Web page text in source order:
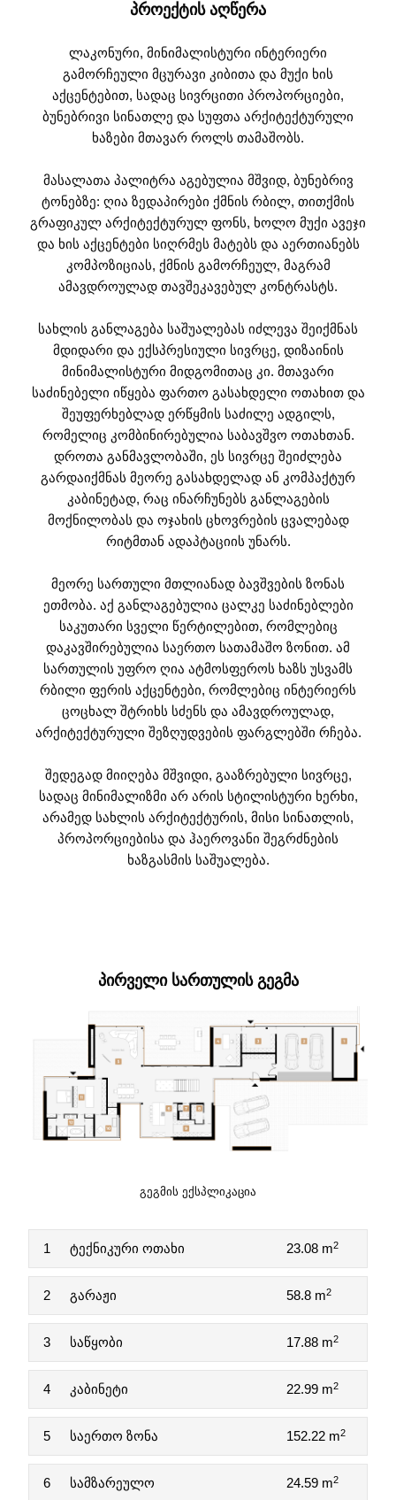
ᲞᲠᲝᲔᲥᲢᲘᲡ ᲐᲦᲬᲔᲠᲐ
ლაკონური, მინიმალისტური ინტერიერი
გამორჩეული მცურავი კიბითა და მუქი ხის
აქცენტებით, სადაც სივრცითი პროპორციები,
ბუნებრივი სინათლე და სუფთა არქიტექტურული
ხაზები მთავარ როლს თამაშობს.
მასალათა პალიტრა აგებულია მშვიდ, ბუნებრივ
ტონებზე: ღია ზედაპირები ქმნის რბილ, თითქმის
გრაფიკულ არქიტექტურულ ფონს, ხოლო მუქი ავეჯი
და ხის აქცენტები სიღრმეს მატებს და აერთიანებს
კომპოზიციას, ქმნის გამორჩეულ, მაგრამ
ამავდროულად თავშეკავებულ კონტრასტს.
სახლის განლაგება საშუალებას იძლევა შეიქმნას
მდიდარი და ექსპრესიული სივრცე, დიზაინის
მინიმალისტური მიდგომითაც კი. მთავარი
საძინებელი იწყება ფართო გასახდელი ოთახით და
შეუფერხებლად ერწყმის საძილე ადგილს,
რომელიც კომბინირებულია საბავშვო ოთახთან.
დროთა განმავლობაში, ეს სივრცე შეიძლება
გარდაიქმნას მეორე გასახდელად ან კომპაქტურ
კაბინეტად, რაც ინარჩუნებს განლაგების
მოქნილობას და ოჯახის ცხოვრების ცვალებად
რიტმთან ადაპტაციის უნარს.
მეორე სართული მთლიანად ბავშვების ზონას
ეთმობა. აქ განლაგებულია ცალკე საძინებლები
საკუთარი სველი წერტილებით, რომლებიც
დაკავშირებულია საერთო სათამაშო ზონით. ამ
სართულის უფრო ღია ატმოსფეროს ხაზს უსვამს
რბილი ფერის აქცენტები, რომლებიც ინტერიერს
ცოცხალ შტრიხს სძენს და ამავდროულად,
არქიტექტურული შეზღუდვების ფარგლებში რჩება.
შედეგად მიიღება მშვიდი, გააზრებული სივრცე,
სადაც მინიმალიზმი არ არის სტილისტური ხერხი,
არამედ სახლის არქიტექტურის, მისი სინათლის,
პროპორციებისა და ჰაეროვანი შეგრძნების
ხაზგასმის საშუალება.
ᲞᲘᲠᲕᲔᲚᲘ ᲡᲐᲠᲗᲣᲚᲘᲡ ᲒᲔᲒᲛᲐ
ᲒᲔᲒᲛᲘᲡ ᲔᲥᲡᲞᲚᲘᲙᲐᲪᲘᲐ
1 ტექნიკური ოთახი 23.08 m2
2 გარაჟი 58.8 m2
3 საწყობი 17.88 m2
4 კაბინეტი 22.99 m2
5 საერთო ზონა 152.22 m2
6 სამზარეულო 24.59 m2